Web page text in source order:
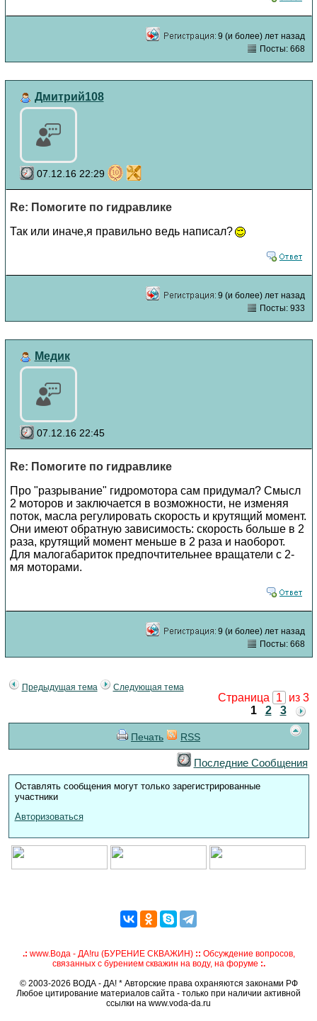
9 (и более) лет назад
Посты: 668
Дмитрий108
07.12.16 22:29
Re: Помогите по гидравлике
Так или иначе,я правильно ведь написал?
9 (и более) лет назад
Посты: 933
Медик
07.12.16 22:45
Re: Помогите по гидравлике
Про "разрывание" гидромотора сам придумал? Смысл
2 моторов и заключается в возможности, не изменяя
поток, масла регулировать скорость и крутящий момент.
Они имеют обратную зависимость: скорость больше в 2
раза, крутящий момент меньше в 2 раза и наоборот.
Для малогабариток предпочтительнее вращатели с 2-
мя моторами.
9 (и более) лет назад
Посты: 668
Предыдущая тема Следующая тема
Страница 1
из 3
1
2 3
Печать RSS
Последние Сообщения
Оставлять сообщения могут только зарегистрированные
участники
Авторизоваться
.: www.Вода - ДА!ru (БУРЕНИЕ СКВАЖИН) :: Обсуждение вопросов,
связанных с бурением скважин на воду, на форуме :.
© 2003-2026 ВОДА - ДА! * Авторские права охраняются законами РФ
Любое цитирование материалов сайта - только при наличии активной
ссылки на www.voda-da.ru